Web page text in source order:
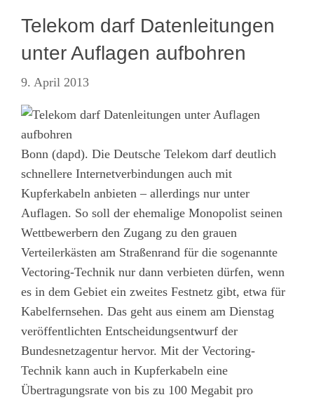
Telekom darf Datenleitungen
unter Auflagen aufbohren
9. April 2013
Bonn (dapd). Die Deutsche Telekom darf deutlich
schnellere Internetverbindungen auch mit
Kupferkabeln anbieten – allerdings nur unter
Auflagen. So soll der ehemalige Monopolist seinen
Wettbewerbern den Zugang zu den grauen
Verteilerkästen am Straßenrand für die sogenannte
Vectoring-Technik nur dann verbieten dürfen, wenn
es in dem Gebiet ein zweites Festnetz gibt, etwa für
Kabelfernsehen. Das geht aus einem am Dienstag
veröffentlichten Entscheidungsentwurf der
Bundesnetzagentur hervor. Mit der Vectoring-
Technik kann auch in Kupferkabeln eine
Übertragungsrate von bis zu 100 Megabit pro